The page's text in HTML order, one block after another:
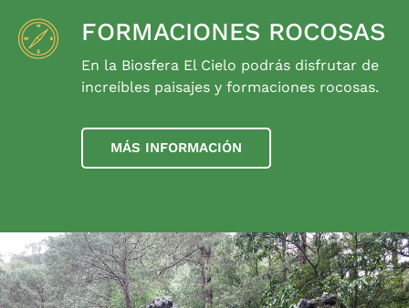
FORMACIONES ROCOSAS
En la Biosfera El Cielo podrás disfrutar de
increíbles paisajes y formaciones rocosas.
MÁS INFORMACIÓN